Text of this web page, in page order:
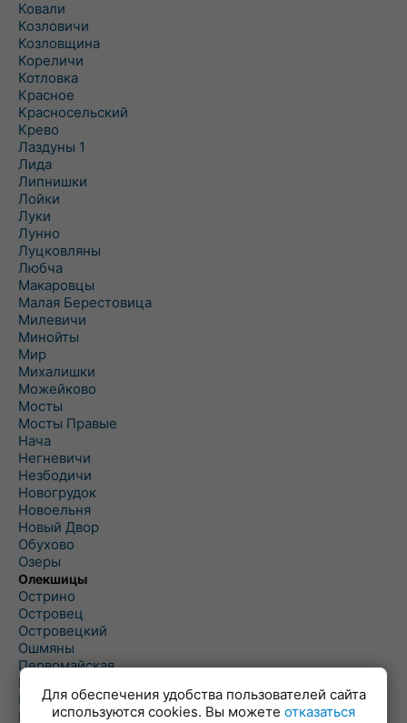
Ковали
Козловичи
Козловщина
Кореличи
Котловка
Красное
Красносельский
Крево
Лаздуны 1
Лида
Липнишки
Лойки
Луки
Лунно
Луцковляны
Любча
Макаровцы
Малая Берестовица
Милевичи
Минойты
Мир
Михалишки
Можейково
Мосты
Мосты Правые
Нача
Негневичи
Незбодичи
Новогрудок
Новоельня
Новый Двор
Обухово
Озеры
Олекшицы
Острино
Островец
Островецкий
Ошмяны
Первомайская
Первомайский
Пески
Петревичи
Для обеспечения удобства пользователей сайта
используются cookies. Вы можете отказаться